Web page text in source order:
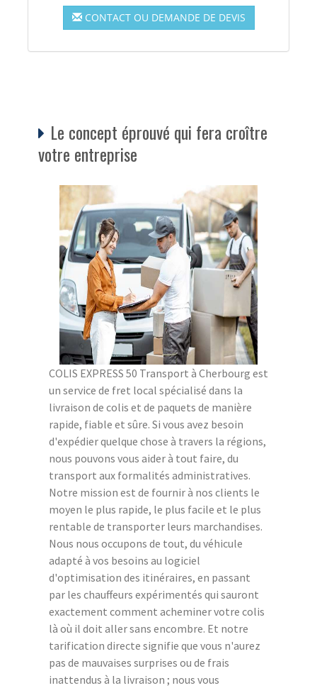
CONTACT OU DEMANDE DE DEVIS
Le concept éprouvé qui fera croître
votre entreprise
COLIS EXPRESS 50 Transport à Cherbourg est
un service de fret local spécialisé dans la
livraison de colis et de paquets de manière
rapide, fiable et sûre. Si vous avez besoin
d'expédier quelque chose à travers la régions,
nous pouvons vous aider à tout faire, du
transport aux formalités administratives.
Notre mission est de fournir à nos clients le
moyen le plus rapide, le plus facile et le plus
rentable de transporter leurs marchandises.
Nous nous occupons de tout, du véhicule
adapté à vos besoins au logiciel
d'optimisation des itinéraires, en passant
par les chauffeurs expérimentés qui sauront
exactement comment acheminer votre colis
là où il doit aller sans encombre. Et notre
tarification directe signifie que vous n'aurez
pas de mauvaises surprises ou de frais
inattendus à la livraison ; nous vous